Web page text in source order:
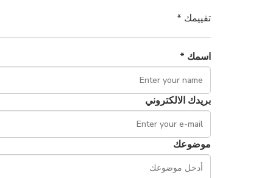
تقييمك *
اسمك *
بريدك الالكتروني
موضوعك